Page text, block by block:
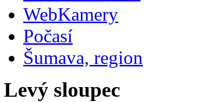
WebKamery
Počasí
Šumava, region
Levý sloupec